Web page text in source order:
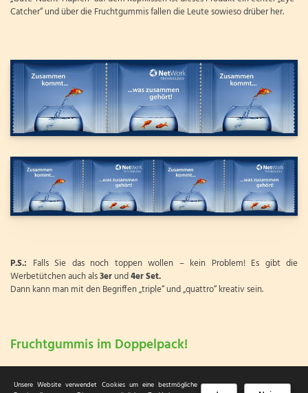
Catcher“ und über die Fruchtgummis fallen die Leute sowieso drüber her.
P.S.: Falls Sie das noch toppen wollen – kein Problem! Es gibt die
Werbetütchen auch als3erund4er Set.
Dann kann man mit den Begriffen „triple“ und „quattro“ kreativ sein.
Fruchtgummis im Doppelpack!
Unsere Website verwendet Cookies um eine bestmögliche